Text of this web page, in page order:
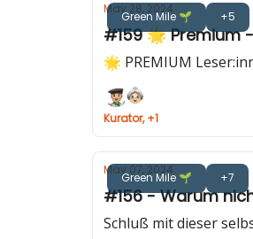
Green Mile 🌱 +5
May 28, 2024
🌟 PREMIUM
Kurator, +1
Green Mile 🌱 +7
May 07, 2024
#156 - Warum
Schluß mit dieser